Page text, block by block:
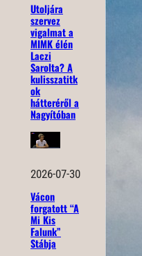
Utoljára
szervez
vigalmat a
MIMK élén
Laczi
Sarolta? A
kulisszatitk
ok
hátteréről a
Nagyítóban
2026-07-30
Vácon
forgatott “A
Mi Kis
Falunk”
Stábja